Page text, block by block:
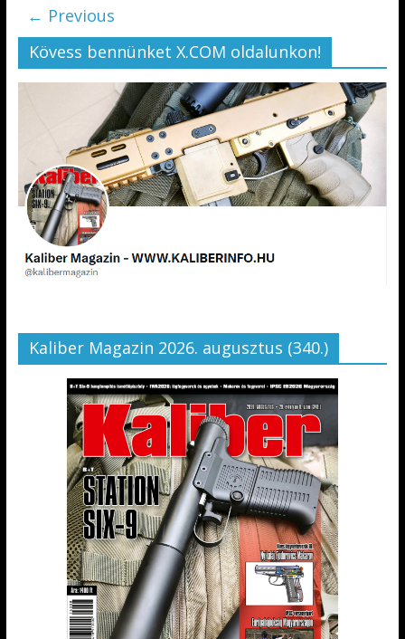
← Previous
Kövess bennünket X.COM oldalunkon!
Kaliber Magazin 2026. augusztus (340.)